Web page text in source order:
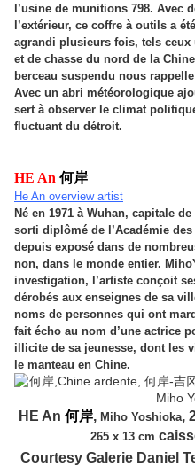
l’usine de munitions 798. Avec
l’extérieur, ce coffre à outils a
agrandi plusieurs fois, tels
et de chasse du nord de la
berceau suspendu nous
Avec un abri météorologique
sert à observer le climat
fluctuant du détroit.
HE An 何岸
He An overview artist
Né en 1971 à Wuhan, capitale
sorti diplômé de l’Académie
depuis exposé dans de
non, dans le monde entier.
investigation, l’artiste conçoit
dérobés aux enseignes de sa
noms de personnes qui ont
fait écho au nom d’une actrice
illicite de sa jeunesse, dont les
le manteau en Chine.
HE An 何岸, Miho Yoshioka,
265 x 13 cm
Courtesy Galerie Daniel